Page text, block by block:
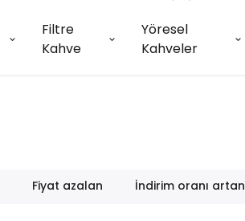
Filtre
Kahve
Yöresel
Kahveler
Fiyat azalan İndirim oranı artan